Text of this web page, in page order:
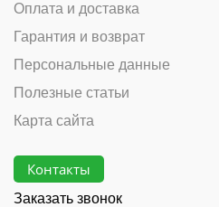
Оплата и доставка
Гарантия и возврат
Персональные данные
Полезные статьи
Карта сайта
Контакты
Заказать звонок